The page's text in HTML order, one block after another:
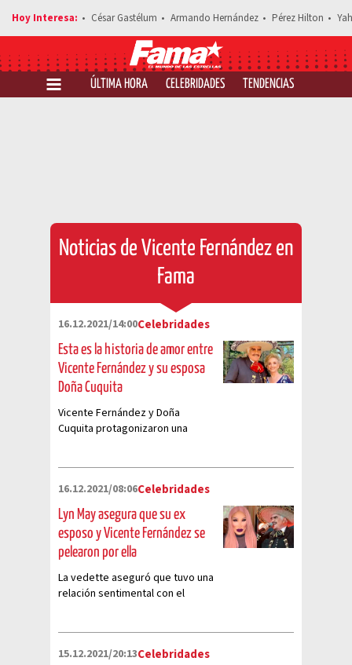
César Gastélum Armando Hernández Pérez Hilton
ÚLTIMA HORA CELEBRIDADES TENDENCIAS
Noticias de Vicente Fernández en
Fama
16.12.2021/14:00Celebridades
Esta es la historia de amor entre
Vicente Fernández y su esposa
Doña Cuquita
Vicente Fernández y Doña
Cuquita protagonizaron una
16.12.2021/08:06Celebridades
Lyn May asegura que su ex
esposo y Vicente Fernández se
pelearon por ella
La vedette aseguró que tuvo una
relación sentimental con el
15.12.2021/20:13Celebridades